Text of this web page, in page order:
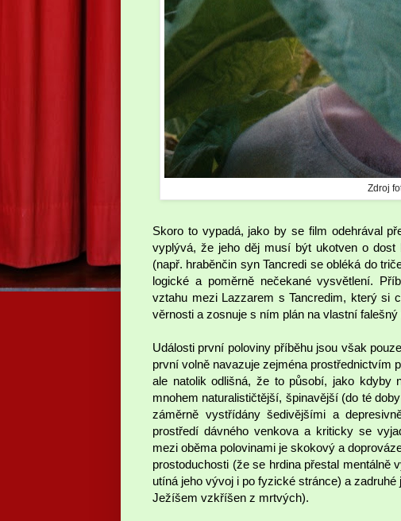
Zdroj
Skoro to vypadá, jako by se film odehrával
vyplývá, že jeho děj musí být ukotven o
(např. hraběnčin syn Tancredi se obléká do
logické a poměrně nečekané vysvětlení.
vztahu mezi Lazzarem s Tancredim, který si
věrnosti a zosnuje s ním plán na vlastní
Události první poloviny příběhu jsou však
první volně navazuje zejména prostřednictvím
ale natolik odlišná, že to působí, jako kdyby
mnohem naturalističtější, špinavější (do té
záměrně vystřídány šedivějšími a
prostředí dávného venkova a kriticky se
mezi oběma polovinami je skokový a
prostoduchosti (že se hrdina přestal
utíná jeho vývoj i po fyzické stránce) a
Ježíšem vzkříšen z mrtvých).